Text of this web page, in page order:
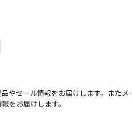
やセール情報をお届けします。またメ
をお届けします。